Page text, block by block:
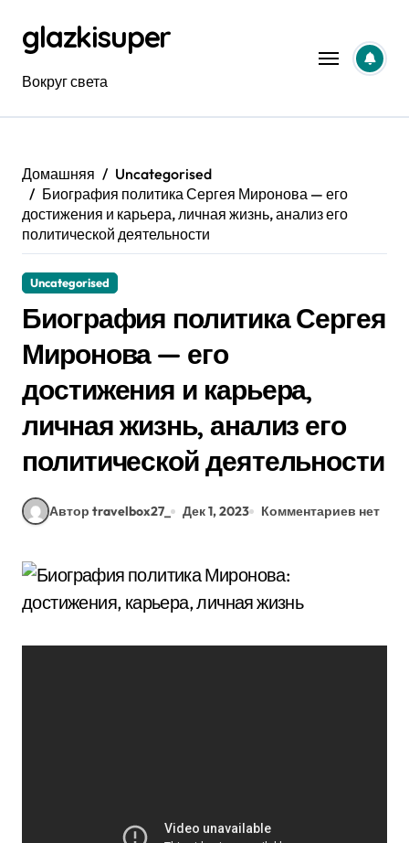
содержанию
glazkisuper
Вокруг света
Домашняя
Uncategorised
Биография политика Сергея Миронова — его
достижения и карьера, личная жизнь, анализ его
политической деятельности
Uncategorised
Биография политика Сергея
Миронова — его
достижения и карьера,
личная жизнь, анализ его
политической деятельности
Автор travelbox27_ Дек 1, 2023 Комментариев нет